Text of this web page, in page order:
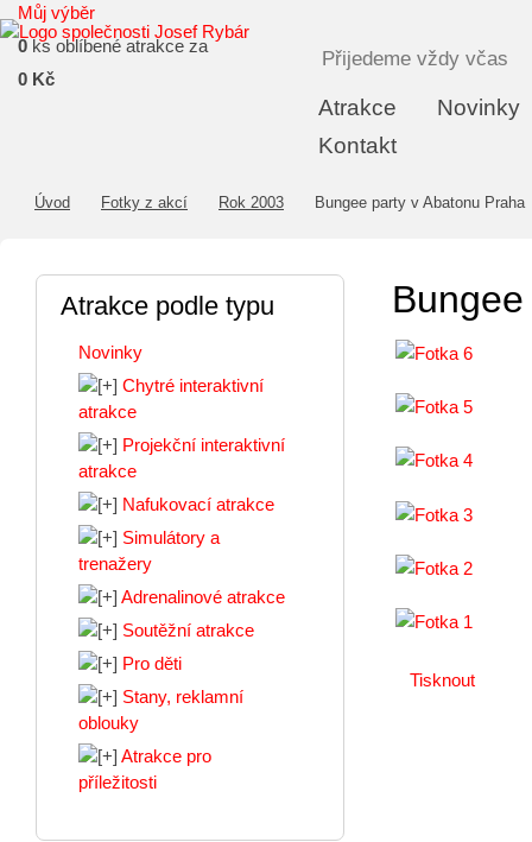
Atrakce
Novinky
Kontakt
Můj výběr
0 ks oblíbené atrakce za
0 Kč
Přijedeme vždy včas
Úvod Fotky z akcí Rok 2003 Bungee party v Abatonu Praha
Tisknout
Atrakce podle typu
Novinky
Chytré interaktivní
atrakce
Projekční interaktivní
atrakce
Nafukovací atrakce
Simulátory a
trenažery
Adrenalinové atrakce
Soutěžní atrakce
Pro děti
Stany, reklamní
oblouky
Atrakce pro
příležitosti